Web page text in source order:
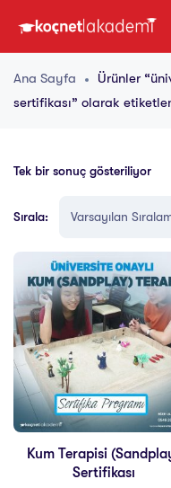
Ana Sayfa
Ürünler
sertifikası” olarak
Tek bir sonuç gösteriliyor
Sırala:
Kum Terapisi
Sertifikası